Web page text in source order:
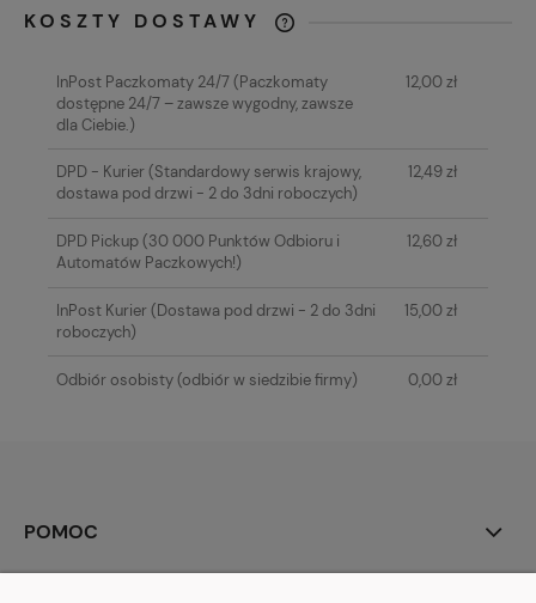
KOSZTY DOSTAWY
KOSZTÓW PŁATNOŚCI
InPost Paczkomaty 24/7(Paczkomaty
dostępne 24/7 – zawsze wygodny, zawsze
dla Ciebie.)
12,00 zł
DPD - Kurier(Standardowy serwis krajowy,
dostawa pod drzwi - 2 do 3dni roboczych)
12,49 zł
DPD Pickup(30 000 Punktów Odbioru i
Automatów Paczkowych!)
12,60 zł
InPost Kurier(Dostawa pod drzwi - 2 do 3dni
roboczych)
15,00 zł
Odbiór osobisty(odbiór w siedzibie firmy) 0,00 zł
POMOC